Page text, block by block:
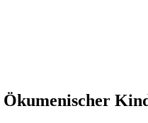
Ökumenischer